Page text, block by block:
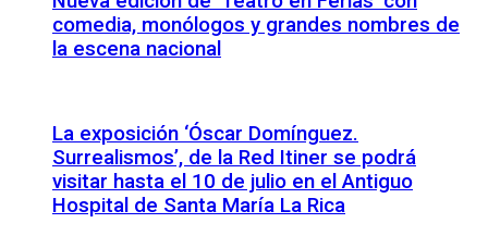
comedia, monólogos y grandes nombres de
la escena nacional
La exposición ‘Óscar Domínguez.
Surrealismos’, de la Red Itiner se podrá
visitar hasta el 10 de julio en el Antiguo
Hospital de Santa María La Rica